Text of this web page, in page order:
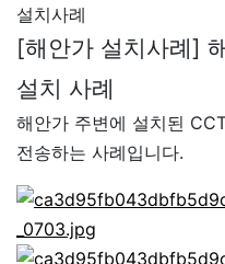
설치사례
[해안가 설치사례]
설치 사례
해안가 주변에 설치된
전송하는 사례입니다.